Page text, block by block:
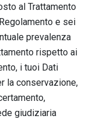
al Trattamento
e sei
prevalenza
rispetto ai
i tuoi Dati
la conservazione,
giudiziaria